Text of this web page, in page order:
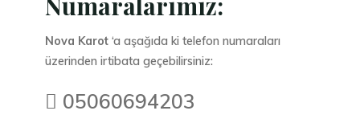
Nova Karot ‘a aşağıda ki telefon numaraları
üzerinden irtibata geçebilirsiniz:
 05060694203